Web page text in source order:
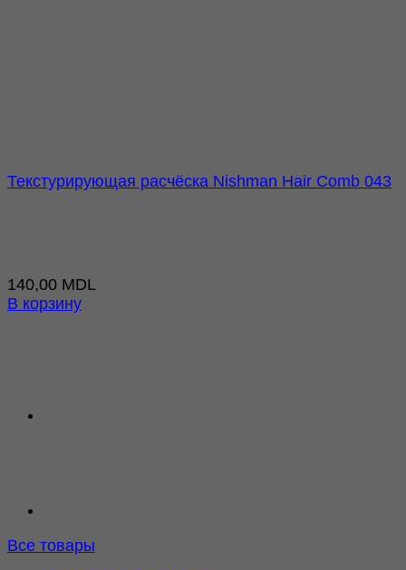
Текстурирующая расчёска Nishman Hair Comb 043
140,00 MDL
В корзину
Все товары